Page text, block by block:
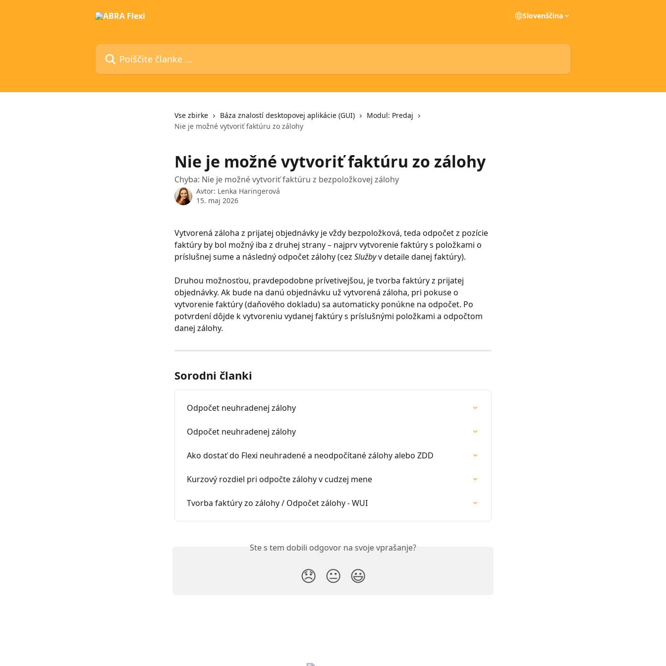
Slovenščina
Poiščite članke ...
Vse zbirke Báza znalostí desktopovej aplikácie (GUI)
Modul: Predaj
Nie je možné vytvoriť faktúru zo zálohy
Nie je možné vytvoriť faktúru zo zálohy
Chyba: Nie je možné vytvoriť faktúru z bezpoložkovej zálohy
Avtor: Lenka Haringerová
15. maj 2026
Vytvorená záloha z prijatej objednávky je vždy bezpoložková, teda odpočet z pozície
faktúry by bol možný iba z druhej strany – najprv vytvorenie faktúry s položkami o
príslušnej sume a následný odpočet zálohy (cez Služby v detaile danej faktúry).
Druhou možnosťou, pravdepodobne prívetivejšou, je tvorba faktúry z prijatej
objednávky. Ak bude na danú objednávku už vytvorená záloha, pri pokuse o
vytvorenie faktúry (daňového dokladu) sa automaticky ponúkne na odpočet. Po
potvrdení dôjde k vytvoreniu vydanej faktúry s príslušnými položkami a odpočtom
danej zálohy.
Sorodni članki
Odpočet neuhradenej zálohy
Odpočet neuhradenej zálohy
Ako dostať do Flexi neuhradené a neodpočítané zálohy alebo ZDD
Kurzový rozdiel pri odpočte zálohy v cudzej mene
Tvorba faktúry zo zálohy / Odpočet zálohy - WUI
Ste s tem dobili odgovor na svoje vprašanje?
😞 😐 😃